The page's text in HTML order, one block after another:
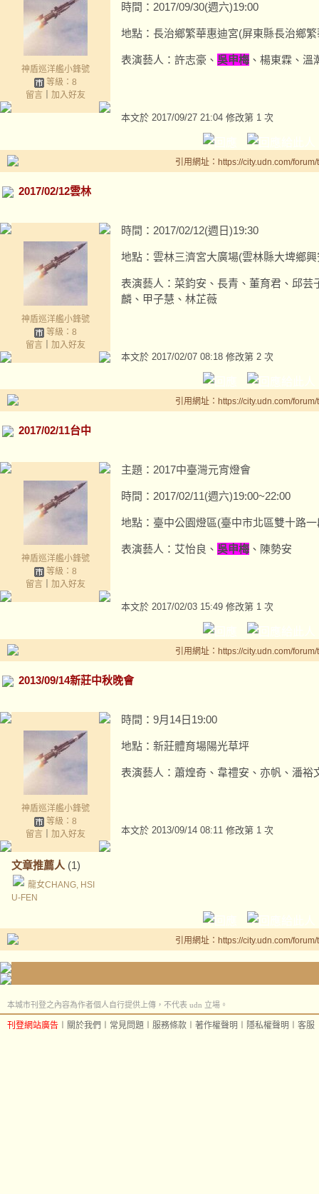
神盾巡洋艦小鋒號
等級：8
留言｜ 加入好友
時間：2017/09/30(週六)19:00
地點：長治鄉繁華惠迪宮(屏東縣長治鄉
表演藝人：許志豪、 吳申梅 、楊東霖、
本文於 2017/09/27 21:04 修改第 1 次
引用網址：https://city.udn.com/
2017/02/12雲林
神盾巡洋艦小鋒號
等級：8
留言｜ 加入好友
時間：2017/02/12(週日)19:30
地點：雲林三濟宮大廣場(雲林縣大埤鄉
表演藝人：菜鈞安、長青、董育君、邱芸
麟、甲子慧、林芷薇
本文於 2017/02/07 08:18 修改第 2 次
引用網址：https://city.udn.com/
2017/02/11台中
神盾巡洋艦小鋒號
等級：8
留言｜ 加入好友
主題：2017中臺灣元宵燈會
時間：2017/02/11(週六)19:00~22:00
地點：臺中公園燈區(臺中市北區雙十路
表演藝人：艾怡良、 吳申梅 、陳勢安
本文於 2017/02/03 15:49 修改第 1 次
引用網址：https://city.udn.com/
2013/09/14新莊中秋晚會
神盾巡洋艦小鋒號
等級：8
留言｜ 加入好友
文章推薦人 (1)
龍女CHANG, HSI
U-FEN
時間：9月14日19:00
地點：新莊體育場陽光草坪
表演藝人：蕭煌奇、韋禮安、亦帆、潘裕
本文於 2013/09/14 08:11 修改第 1 次
引用網址：https://city.udn.com/
本城市刊登之內容為作者個人自行提供上傳，不代表 udn 立場。
刊登網站廣告 關於我們 常見問題 服務條款 著作權聲明 隱私權聲明 客服